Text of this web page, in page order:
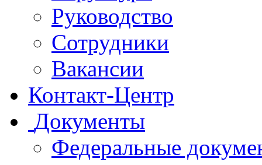
Руководство
Сотрудники
Вакансии
Контакт-Центр
Документы
Федеральные